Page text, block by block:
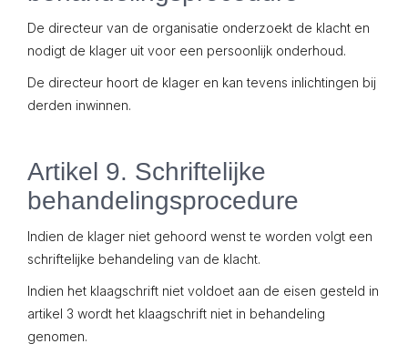
De directeur van de organisatie onderzoekt de klacht en
nodigt de klager uit voor een persoonlijk onderhoud.
De directeur hoort de klager en kan tevens inlichtingen bij
derden inwinnen.
Artikel 9. Schriftelijke
behandelingsprocedure
Indien de klager niet gehoord wenst te worden volgt een
schriftelijke behandeling van de klacht.
Indien het klaagschrift niet voldoet aan de eisen gesteld in
artikel 3 wordt het klaagschrift niet in behandeling
genomen.